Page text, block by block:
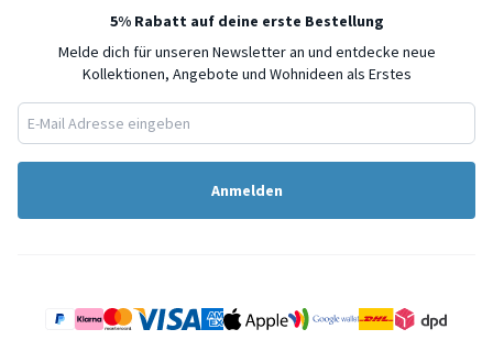
5% Rabatt auf deine erste Bestellung
Melde dich für unseren Newsletter an und entdecke neue
Kollektionen, Angebote und Wohnideen als Erstes
Anmelden